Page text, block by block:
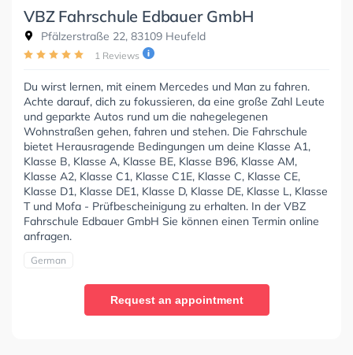
VBZ Fahrschule Edbauer GmbH
Pfälzerstraße 22, 83109 Heufeld
1 Reviews
Du wirst lernen, mit einem Mercedes und Man zu fahren.
Achte darauf, dich zu fokussieren, da eine große Zahl Leute
und geparkte Autos rund um die nahegelegenen
Wohnstraßen gehen, fahren und stehen. Die Fahrschule
bietet Herausragende Bedingungen um deine Klasse A1,
Klasse B, Klasse A, Klasse BE, Klasse B96, Klasse AM,
Klasse A2, Klasse C1, Klasse C1E, Klasse C, Klasse CE,
Klasse D1, Klasse DE1, Klasse D, Klasse DE, Klasse L, Klasse
T und Mofa - Prüfbescheinigung zu erhalten. In der VBZ
Fahrschule Edbauer GmbH Sie können einen Termin online
anfragen.
German
Request an appointment